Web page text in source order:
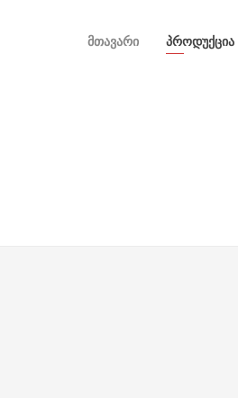
ᲛᲗᲐᲕᲐᲠᲘ ᲞᲠᲝᲓᲣᲥᲪᲘᲐ